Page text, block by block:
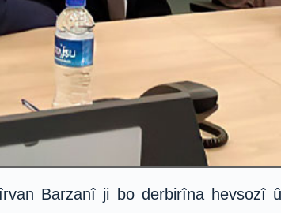
Barzanî ji bo derbirîna